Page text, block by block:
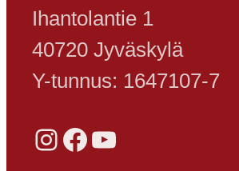
Ihantolantie 1
40720 Jyväskylä
Y-tunnus: 1647107-7
Instagram Facebook YouTube